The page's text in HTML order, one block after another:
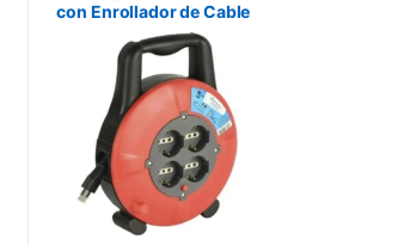
con Enrollador de Cable
Molveno 5 Metros